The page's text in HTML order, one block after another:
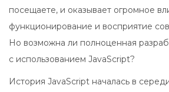
посещаете, и оказывает огромное
функционирование и восприятие
Но возможна ли полноценная
с использованием JavaScript?
История JavaScript началась в